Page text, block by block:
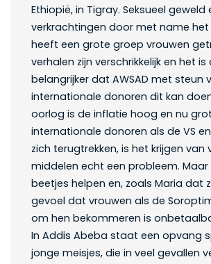
Ethiopië, in Tigray. Seksueel geweld
verkrachtingen door met name het
heeft een grote groep vrouwen
verhalen zijn verschrikkelijk en het is
belangrijker dat AWSAD met steun
internationale donoren dit kan
oorlog is de inflatie hoog en nu
internationale donoren als de VS
zich terugtrekken, is het krijgen van
middelen echt een probleem. Maar
beetjes helpen en, zoals Maria dat
gevoel dat vrouwen als de
om hen bekommeren is
In Addis Abeba staat een opvang
jonge meisjes, die in veel gevallen